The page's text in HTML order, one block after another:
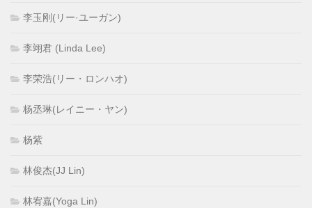
李玉刚(リー·ユーガン)
李翊君 (Linda Lee)
李荣浩(リー・ロンハオ)
杨丞琳(レイニー・ヤン)
杨紫
林俊杰(JJ Lin)
林宥嘉(Yoga Lin)